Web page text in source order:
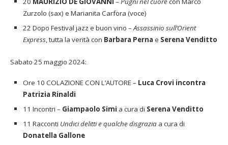
Zurzolo (sax) e Marianita Carfora (voce)
22 Dopo Festival jazz e buon vino –Assassinio sull’Orient
Express, tutta la verità con Barbara Perna e Serena Venditto
Sabato 25 maggio 2024:
Ore 10 COLAZIONE CON L’AUTORE – Luca Crovi incontra
Patrizia Rinaldi
11 Incontri – Giampaolo Simi a cura di Serena Venditto
11 Racconti Undici delitti e qualche disgrazia a cura di
Donatella Gallone